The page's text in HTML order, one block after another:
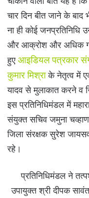
चार दिन बीत जाने के बाद
ना ही कोई
और आक्रोश और अधिक
हुए आइडियल पत्रकार
कुमार मिश्राके नेतृत्व में
यादव से मुलाकात करने व
इस प्रतिनिधिमंडल में
संयुक्त सचिव जमुना
जिला संरक्षक सुरेश
रहे।
प्रतिनिधिमंडल ने
उपायुक्त श्री दीपक